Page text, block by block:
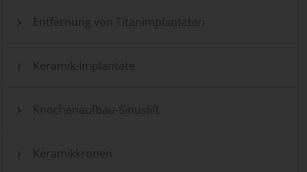
Entfernung von Titanimplantaten
Keramik-Implantate
Knochenaufbau-Sinuslift
Keramikkronen